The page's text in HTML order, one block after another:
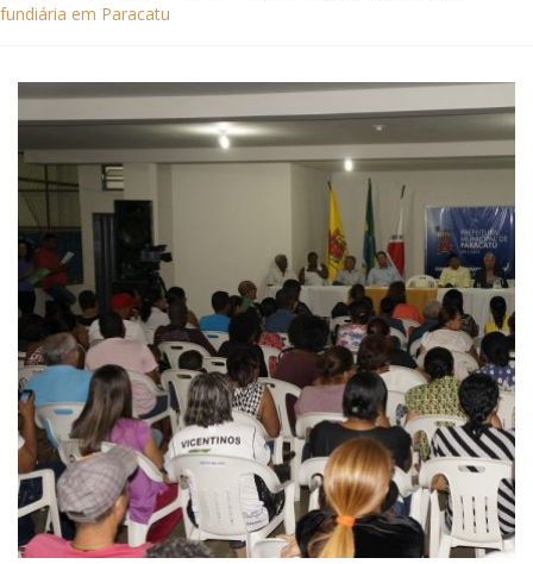
fundiária em Paracatu